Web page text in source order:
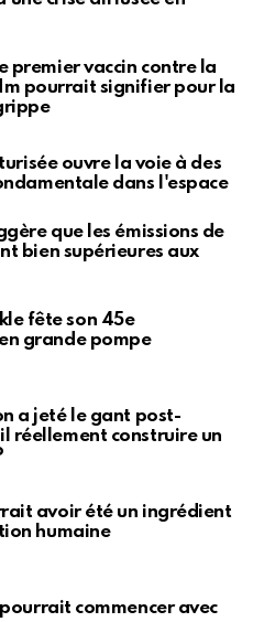
premier vaccin contre la
pourrait signifier pour la
ouvre la voie à des
dans l'espace
que les émissions de
bien supérieures aux
fête son 45e
grande pompe
a jeté le gant post-
réellement construire un
avoir été un ingrédient
humaine
commencer avec